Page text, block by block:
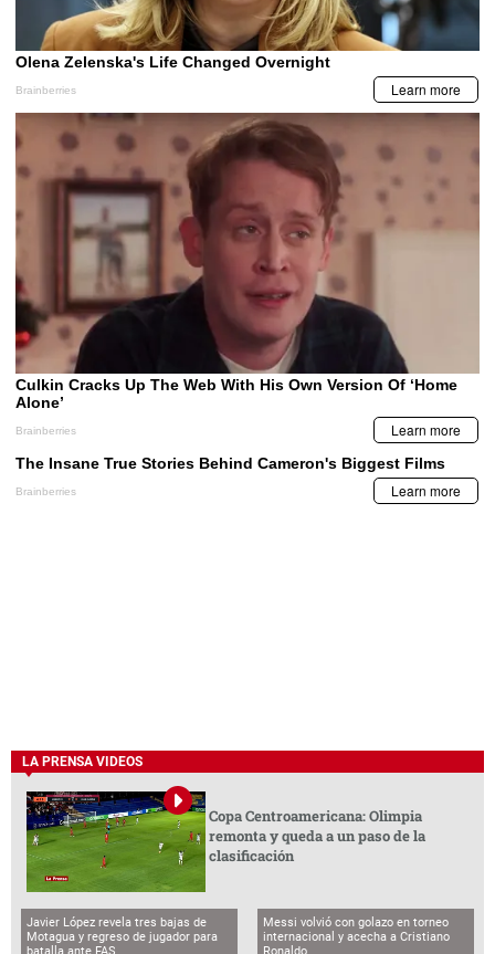
LA PRENSA VIDEOS
Copa Centroamericana: Olimpia
remonta y queda a un paso de la
clasificación
Javier López revela tres bajas de
Motagua y regreso de jugador para
batalla ante FAS
Messi volvió con golazo en torneo
internacional y acecha a Cristiano
Ronaldo